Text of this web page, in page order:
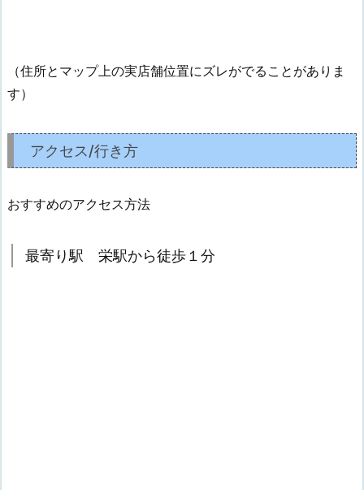
（住所とマップ上の実店舗位置にズレがでることがありま
す）
アクセス/行き方
おすすめのアクセス方法
最寄り駅 栄駅から徒歩１分